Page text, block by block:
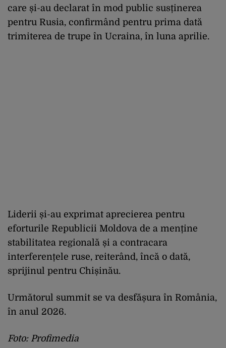
care și-au declarat în mod public susținerea
pentru Rusia, confirmând pentru prima dată
trimiterea de trupe în Ucraina, în luna aprilie.
Liderii și-au exprimat aprecierea pentru
eforturile Republicii Moldova de a menține
stabilitatea regională și a contracara
interferențele ruse, reiterând, încă o dată,
sprijinul pentru Chișinău.
Următorul summit se va desfășura în România,
în anul 2026.
Foto: Profimedia